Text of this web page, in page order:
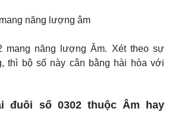
năng lượng âm
mang năng lượng Âm. Xét theo sự
thì bộ số này cân bằng hài hòa với
đuôi số 0302 thuộc Âm hay